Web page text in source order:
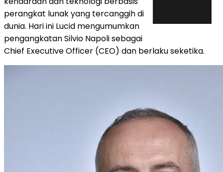
perangkat lunak yang tercanggih di
dunia. Hari ini Lucid mengumumkan
pengangkatan Silvio Napoli sebagai
Chief Executive Officer (CEO) dan berlaku seketika.